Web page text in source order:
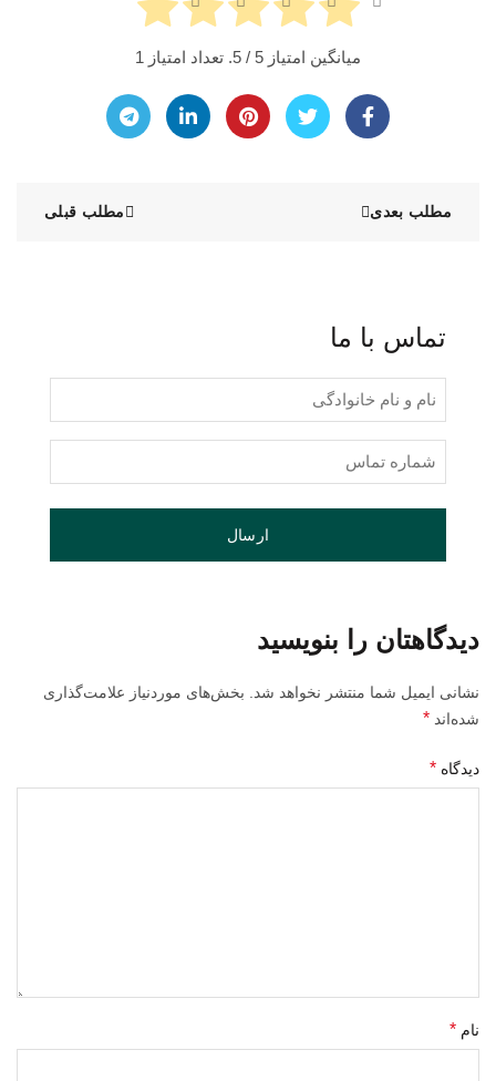
میانگین امتیاز 5 / 5. تعداد امتیاز 1
مطلب قبلی مطلب بعدی
تماس با ما
نام
و
نام
خانوادگی
شماره
تماس
(Required)
دیدگاهتان را بنویسید
نشانی ایمیل شما منتشر نخواهد شد.
بخش‌های موردنیاز علامت‌گذاری
شده‌اند *
دیدگاه *
نام *